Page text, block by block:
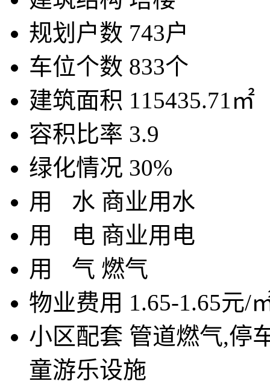
规划户数 743户
车位个数 833个
建筑面积 115435.71㎡
容积比率 3.9
绿化情况 30%
用 水 商业用水
用
电 商业用电
用 气 燃气
物业费用 1.65-1.65元/
小区配套 管道燃气,停
童游乐设施